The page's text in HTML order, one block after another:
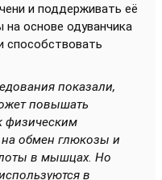
и поддерживать её
на основе одуванчика
способствовать
показали,
повышать
физическим
на обмен глюкозы и
в мышцах. Но
в